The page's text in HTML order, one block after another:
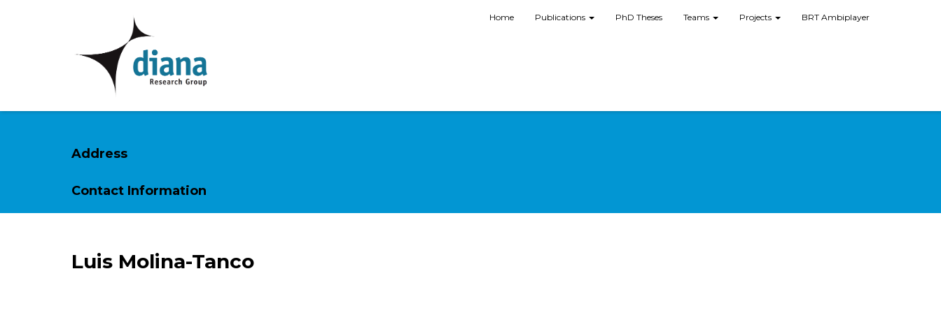
Home Publications PhD Theses Teams Projects BRT Ambiplayer
Address
Contact Information
Luis Molina-Tanco